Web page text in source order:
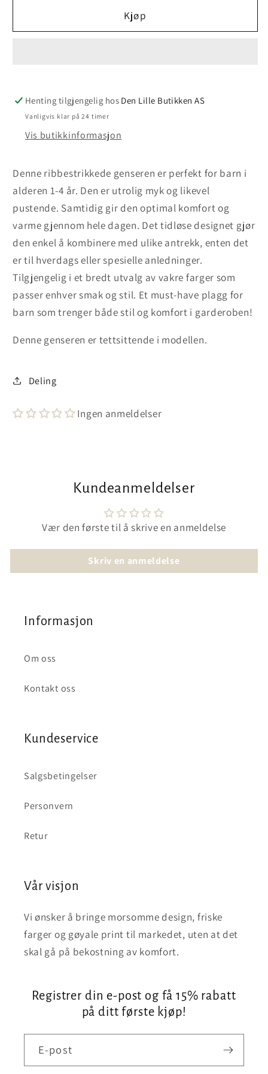
barnegenser
Supermyk
barnegenser
Kjøp
Henting tilgjengelig hos Den Lille Butikken AS
Vanligvis klar på 24 timer
Vis butikkinformasjon
Denne ribbestrikkede genseren er perfekt for barn i
alderen 1-4 år. Den er utrolig myk og likevel
pustende. Samtidig gir den optimal komfort og
varme gjennom hele dagen. Det tidløse designet gjør
den enkel å kombinere med ulike antrekk, enten det
er til hverdags eller spesielle anledninger.
Tilgjengelig i et bredt utvalg av vakre farger som
passer enhver smak og stil. Et must-have plagg for
barn som trenger både stil og komfort i garderoben!
Denne genseren er tettsittende i modellen.
Deling
Ingen anmeldelser
Kundeanmeldelser
Vær den første til å skrive en anmeldelse
Skriv en anmeldelse
Informasjon
Om oss
Kontakt oss
Kundeservice
Salgsbetingelser
Personvern
Retur
Vår visjon
Vi ønsker å bringe morsomme design, friske
farger og gøyale print til markedet, uten at det
skal gå på bekostning av komfort.
Registrer din e-post og få 15% rabatt
på ditt første kjøp!
E-post